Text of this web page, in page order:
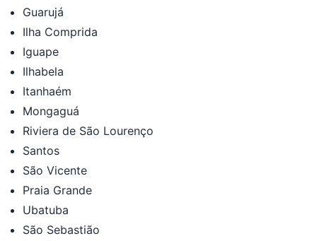
Guarujá
Ilha Comprida
Iguape
Ilhabela
Itanhaém
Mongaguá
Riviera de São Lourenço
Santos
São Vicente
Praia Grande
Ubatuba
São Sebastião